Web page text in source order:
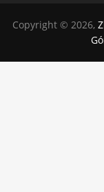
Copyright © 2026,